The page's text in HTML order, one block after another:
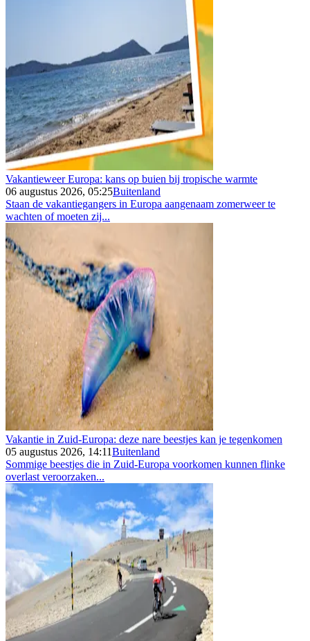
Vakantieweer Europa: kans op buien bij tropische warmte
06 augustus 2026, 05:25Buitenland
Staan de vakantiegangers in Europa aangenaam zomerweer te
wachten of moeten zij...
Vakantie in Zuid-Europa: deze nare beestjes kan je tegenkomen
05 augustus 2026, 14:11Buitenland
Sommige beestjes die in Zuid-Europa voorkomen kunnen flinke
overlast veroorzaken...